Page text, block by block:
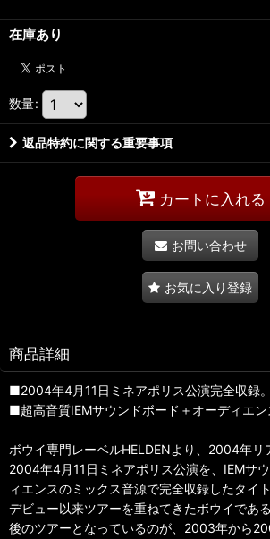
在庫あり
数量:
返品特約に関する重要事項
カートに入れる
お問い合わせ
お気に入り登録
商品詳細
■2004年4月11日ミネアポリス公演完全収録。
■超高音質IEMサウンドボード＋オーディエ
ボウイ専門レーベルHELDENより、2004年リ
2004年4月11日ミネアポリス公演を、IEMサ
ィエンスのミックス音源で完全収録したタイ
デビュー以来ツアーを重ねてきたボウイであ
後のツアーとなっているのが、2003年から